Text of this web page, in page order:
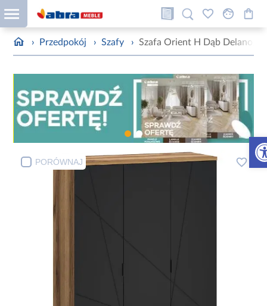
› Przedpokój › Szafy › Szafa Orient H Dąb Delano/
PORÓWNAJ